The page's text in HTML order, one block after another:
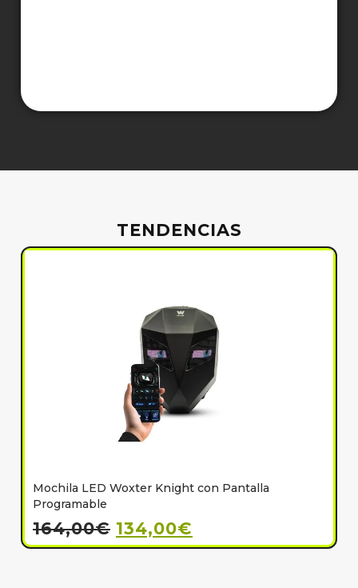
TENDENCIAS
Mochila LED Woxter Knight con Pantalla
Programable
164,00€ 134,00€